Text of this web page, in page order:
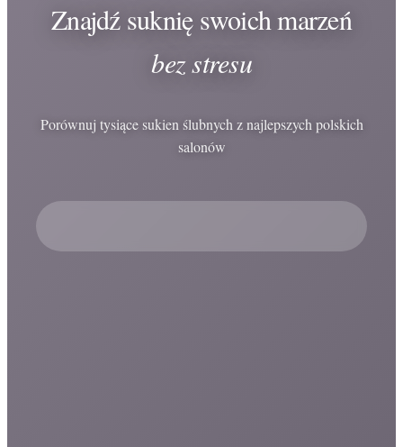
Znajdź suknię swoich marzeń
bez stresu
Porównuj tysiące sukien ślubnych z najlepszych polskich
salonów